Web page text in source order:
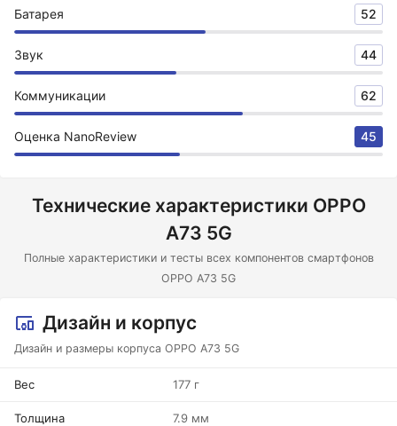
Батарея 52
Звук 44
Коммуникации 62
Оценка NanoReview 45
Технические характеристики OPPO
A73 5G
Полные характеристики и тесты всех компонентов смартфонов
OPPO A73 5G
Дизайн и корпус
Дизайн и размеры корпуса OPPO A73 5G
Вес 177 г
Толщина 7.9 мм